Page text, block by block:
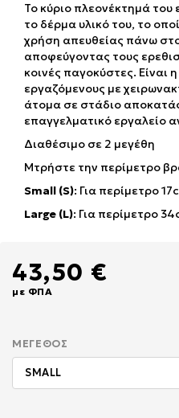
Το κύριο πλεονέκτημά του
το δέρμα υλικό του, το
χρήση απευθείας πάνω
αποφεύγοντας τους
κοινές παγοκύστες. Είναι
εργαζόμενους με
άτομα σε στάδιο
επαγγελματικό εργαλείο
Διαθέσιμο σε 2 μεγέθη
Μτρήστε την περίμετρο
Small (S): Για περίμετρο
Large (L): Για περίμετρο
43,50 €
με ΦΠΑ
ΜΈΓΕΘΟΣ